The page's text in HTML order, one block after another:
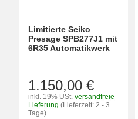
Limitierte Seiko
Presage SPB277J1 mit
6R35 Automatikwerk
1.150,00 €
inkl. 19% USt. versandfreie
Lieferung (Lieferzeit: 2 - 3
Tage)